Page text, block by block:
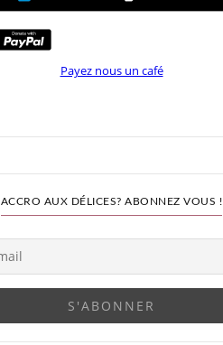
Payez nous un café
ACCRO AUX DÉLICES? ABONNEZ VOUS !